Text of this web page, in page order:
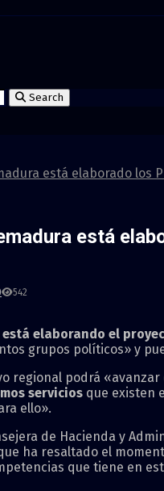
Search
está elaborado los
está
542
está elaborando el
grupos políticos» y
regional podrá
servicios que existen
ello».
de Hacienda y
ha resaltado el
que tiene en